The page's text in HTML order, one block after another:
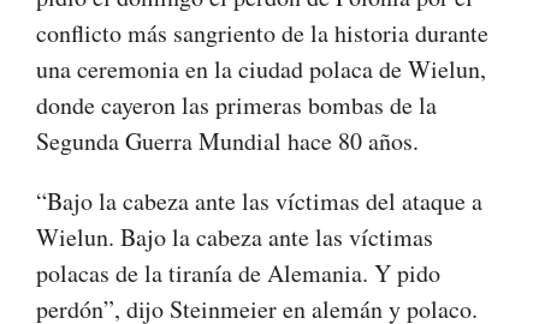
conflicto más sangriento de la historia durante
una ceremonia en la ciudad polaca de Wielun,
donde cayeron las primeras bombas de la
Segunda Guerra Mundial hace 80 años.
“Bajo la cabeza ante las víctimas del ataque a
Wielun. Bajo la cabeza ante las víctimas
polacas de la tiranía de Alemania. Y pido
perdón”, dijo Steinmeier en alemán y polaco.